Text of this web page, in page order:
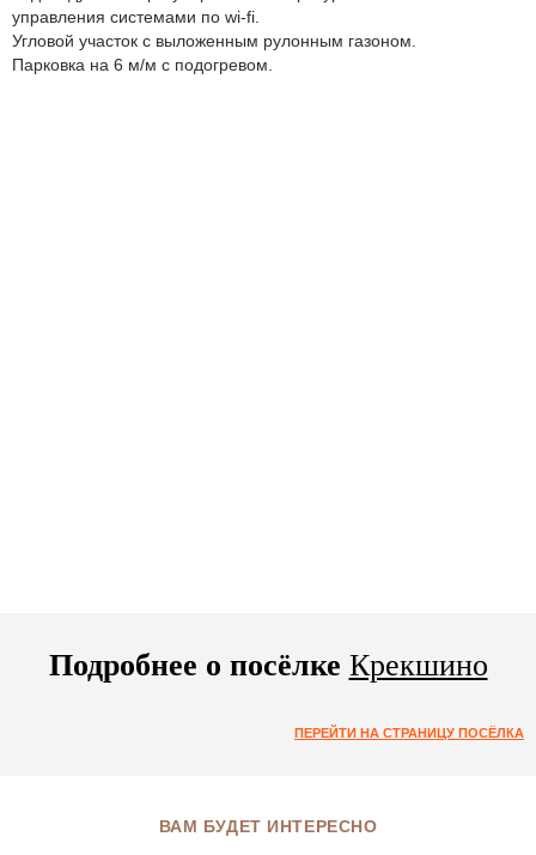
управления системами по wi-fi.
Угловой участок с выложенным рулонным газоном.
Парковка на 6 м/м с подогревом.
Подробнее о посёлке Крекшино
ПЕРЕЙТИ НА СТРАНИЦУ ПОСЁЛКА
ВАМ БУДЕТ ИНТЕРЕСНО